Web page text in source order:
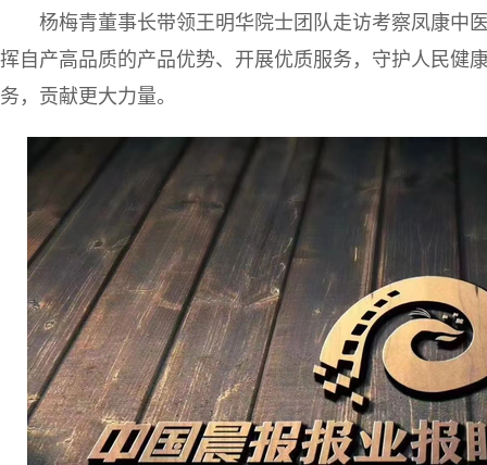
杨梅青董事长带领王明华院士团队走访考察凤康中
挥自产高品质的产品优势、开展优质服务，守护人民健
务，贡献更大力量。